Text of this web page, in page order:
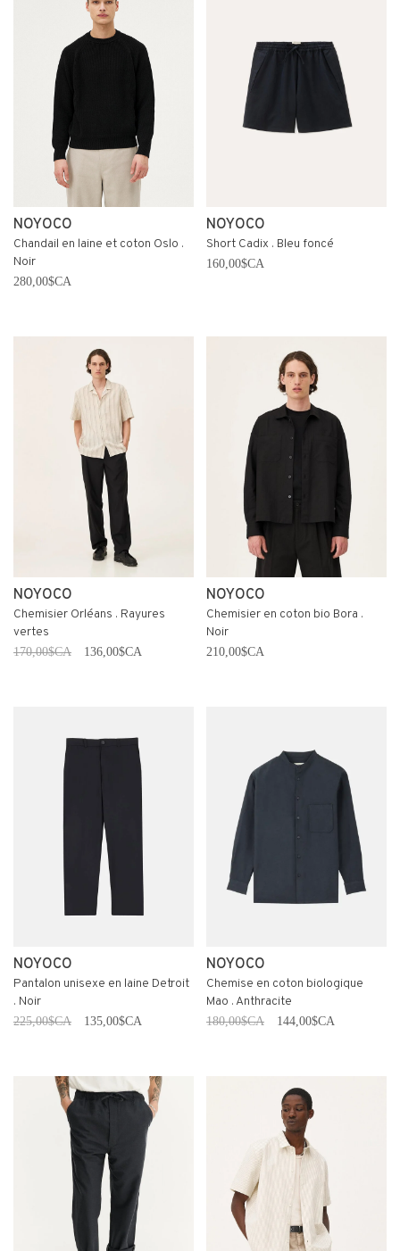
NOYOCO
Chandail en laine et coton Oslo .
Noir
280,00$CA
NOYOCO
Short Cadix . Bleu foncé
160,00$CA
NOYOCO
Chemisier Orléans . Rayures
vertes
170,00$CA 136,00$CA
NOYOCO
Chemisier en coton bio Bora .
Noir
210,00$CA
NOYOCO
Pantalon unisexe en laine Detroit
. Noir
225,00$CA 135,00$CA
NOYOCO
Chemise en coton biologique
Mao . Anthracite
180,00$CA 144,00$CA